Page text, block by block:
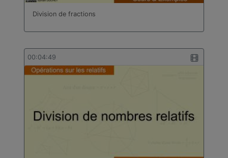
Division de fractions
00:04:49